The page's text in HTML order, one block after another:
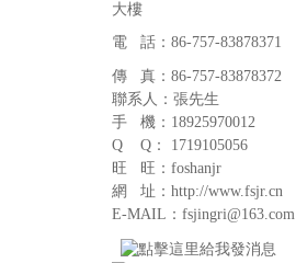
大樓
電 話：86-757-83878371
傳 真：86-757-83878372
聯系人：張先生
手 機：18925970012
Q Q： 1719105056
旺 旺：foshanjr
網 址：http://www.fsjr.cn
E-MAIL：fsjingri@163.com